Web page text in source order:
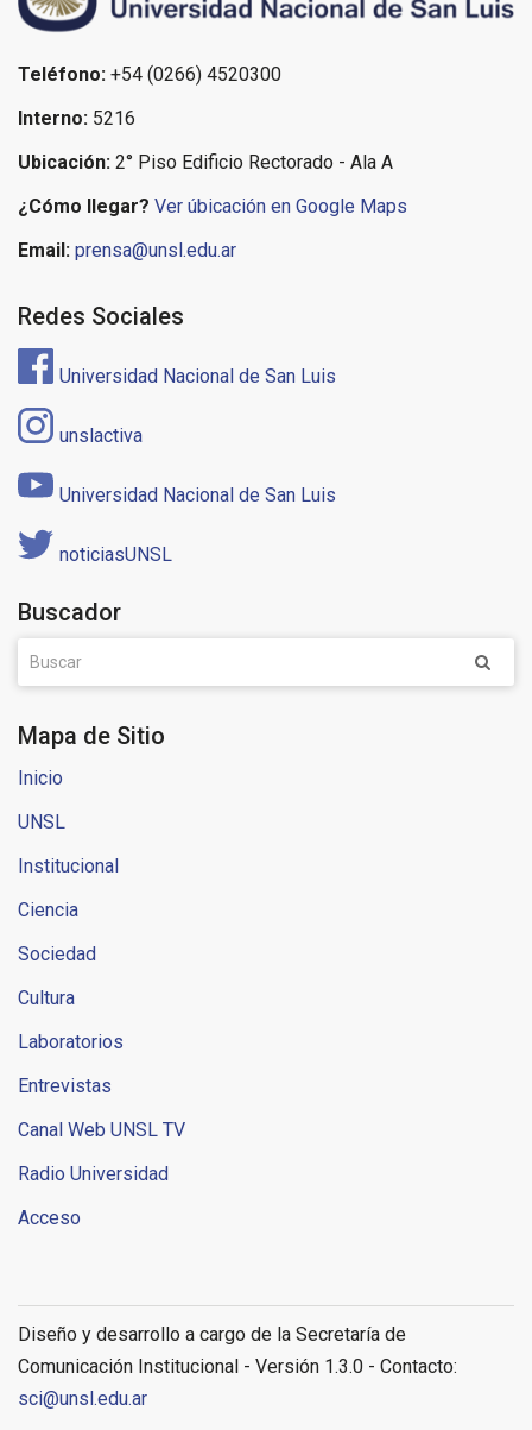
Teléfono: +54 (0266) 4520300
Interno: 5216
Ubicación: 2° Piso Edificio Rectorado - Ala A
¿Cómo llegar? Ver úbicación en Google Maps
Email: prensa@unsl.edu.ar
Redes Sociales
Universidad Nacional de San Luis
unslactiva
Universidad Nacional de San Luis
noticiasUNSL
Buscador
Mapa de Sitio
Inicio
UNSL
Institucional
Ciencia
Sociedad
Cultura
Laboratorios
Entrevistas
Canal Web UNSL TV
Radio Universidad
Acceso
Diseño y desarrollo a cargo de la Secretaría de
Comunicación Institucional - Versión 1.3.0 - Contacto:
sci@unsl.edu.ar